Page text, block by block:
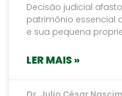
Decisão judicial
patrimônio essencial
e sua pequena
LER MAIS »